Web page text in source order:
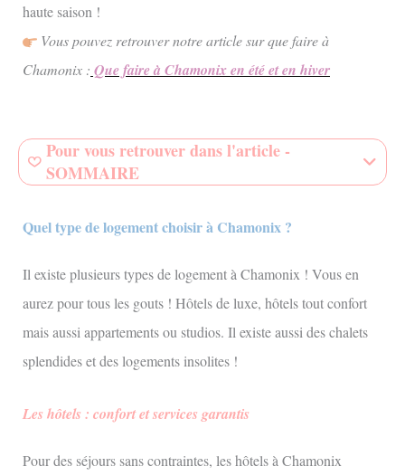
haute saison !
Vous pouvez retrouver notre article sur que faire à
Chamonix : Que faire à Chamonix en été et en hiver
Pour vous retrouver dans l'article -
SOMMAIRE
Quel type de logement choisir à Chamonix ?
Il existe plusieurs types de logement à Chamonix ! Vous en
aurez pour tous les gouts ! Hôtels de luxe, hôtels tout confort
mais aussi appartements ou studios. Il existe aussi des chalets
splendides et des logements insolites !
Les hôtels : confort et services garantis
Pour des séjours sans contraintes, les hôtels à Chamonix